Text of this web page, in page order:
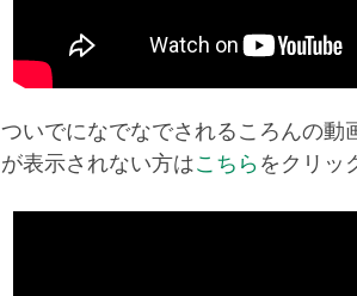
ついでになでなでされるころんの動
が表示されない方はこちらをクリッ